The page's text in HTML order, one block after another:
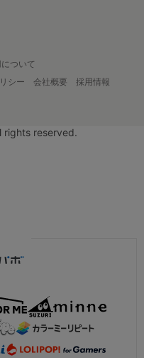
ついて
シー 会社概要
採用情報
rights reserved.